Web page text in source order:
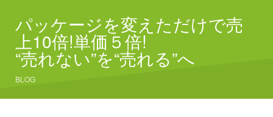
パッケージを変えただけで売
上10倍!単価５倍!
“売れない”を“売れる”へ
BLOG